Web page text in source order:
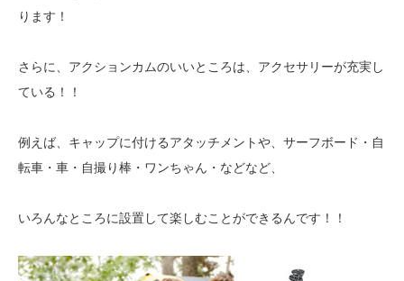
ります！
さらに、アクションカムのいいところは、アクセサリーが充実し
ている！！
例えば、キャップに付けるアタッチメントや、サーフボード・自
転車・車・自撮り棒・ワンちゃん・などなど、
いろんなところに設置して楽しむことができるんです！！